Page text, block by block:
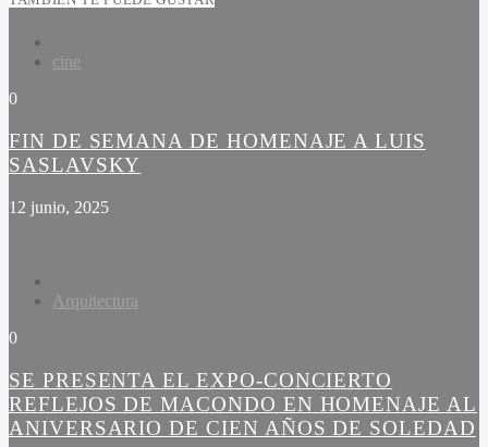
cine
0
FIN DE SEMANA DE HOMENAJE A LUIS
SASLAVSKY
12 junio, 2025
Arquitectura
0
SE PRESENTA EL EXPO-CONCIERTO
REFLEJOS DE MACONDO EN HOMENAJE AL
ANIVERSARIO DE CIEN AÑOS DE SOLEDAD